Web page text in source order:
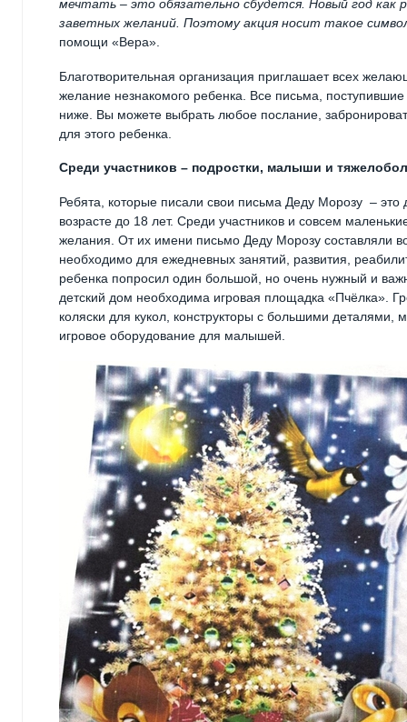
мечтать – это обязательно сбудется. Новый год как
заветных желаний. Поэтому акция носит такое
помощи «Вера».
Благотворительная организация приглашает всех
желание незнакомого ребенка. Все письма,
ниже. Вы можете выбрать любое послание,
для этого ребенка.
Среди участников – подростки, малыши и
Ребята, которые писали свои письма Деду Морозу –
возрасте до 18 лет. Среди участников и совсем
желания. От их имени письмо Деду Морозу составляли
необходимо для ежедневных занятий, развития,
ребенка попросил один большой, но очень нужный и
детский дом необходима игровая площадка «Пчёлка».
коляски для кукол, конструкторы с большими
игровое оборудование для малышей.